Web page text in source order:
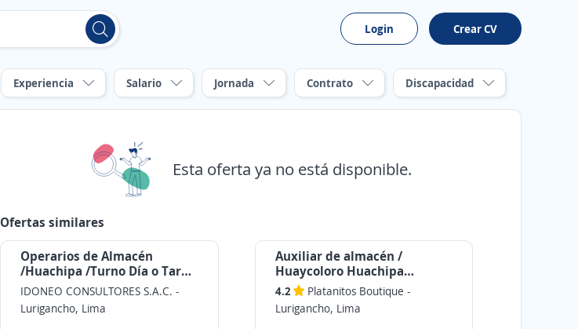
Login Crear CV
Experiencia Salario Jornada Contrato Discapacidad
Esta oferta ya no está disponible.
Ofertas similares
Operarios de Almacén
/Huachipa /Turno Día o Tarde
(tú eliges)/ 1130 a 1300
+alimentación + movilidad
IDONEO CONSULTORES S.A.C. -
Lurigancho, Lima
Auxiliar de almacén /
Huaycoloro Huachipa
Cajamarquilla Carapongo
Jicamarca
4.2 Platanitos Boutique -
Lurigancho, Lima